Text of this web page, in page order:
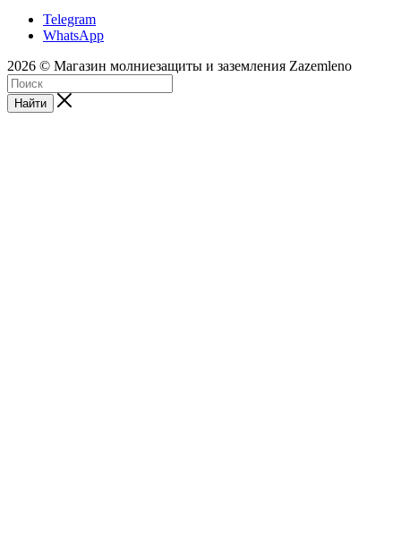
Telegram
WhatsApp
2026 © Магазин молниезащиты и заземления Zazemleno
Найти